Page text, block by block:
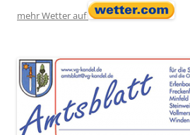
mehr Wetter auf